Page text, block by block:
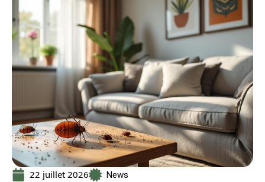
22 juillet 2026 News